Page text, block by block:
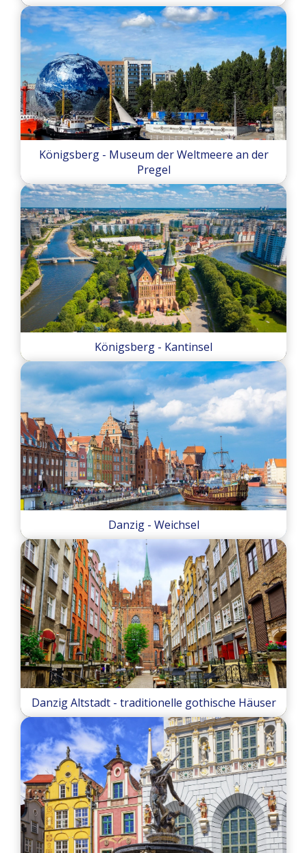
Königsberg - Museum der Weltmeere an der
Pregel
Königsberg - Kantinsel
Danzig - Weichsel
Danzig Altstadt - traditionelle gothische Häuser